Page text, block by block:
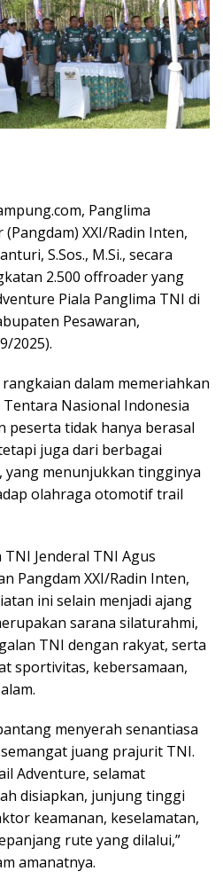
Panglima
XXI/Radin Inten,
S.Sos., M.Si., secara
2.500 offroader yang
Piala Panglima TNI di
Pesawaran,
2025).
dalam memeriahkan
Nasional Indonesia
peserta tidak hanya berasal
juga dari berbagai
yang menunjukkan tingginya
olahraga otomotif trail
Jenderal TNI Agus
Pangdam XXI/Radin Inten,
ini selain menjadi ajang
sarana silaturahmi,
TNI dengan rakyat, serta
sportivitas, kebersamaan,
menyerah senantiasa
juang prajurit TNI.
Adventure, selamat
disiapkan, junjung tinggi
keamanan, keselamatan,
rute yang dilalui,”
amanatnya.